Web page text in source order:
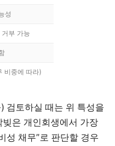
성
거부 가능
비중에 따라)
검토하실 때는 위 특성을
은 개인회생에서 가장
성 채무”로 판단할 경우